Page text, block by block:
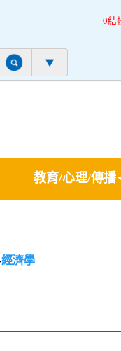
0結
教育/心理/傳播
經濟學